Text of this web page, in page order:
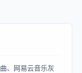
、网易云音乐灰